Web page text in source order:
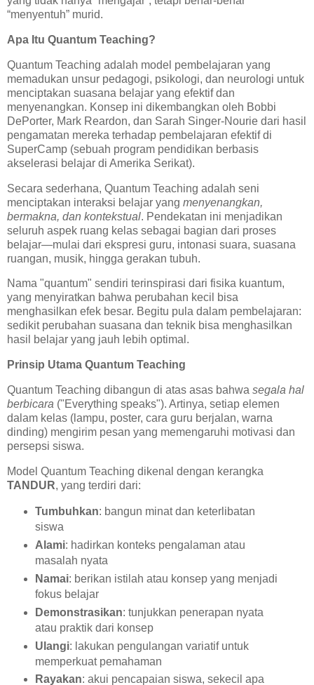
“menyentuh” murid.
Apa Itu Quantum Teaching?
Quantum Teaching adalah model pembelajaran yang
memadukan unsur pedagogi, psikologi, dan neurologi untuk
menciptakan suasana belajar yang efektif dan
menyenangkan. Konsep ini dikembangkan oleh Bobbi
DePorter, Mark Reardon, dan Sarah Singer-Nourie dari hasil
pengamatan mereka terhadap pembelajaran efektif di
SuperCamp (sebuah program pendidikan berbasis
akselerasi belajar di Amerika Serikat).
Secara sederhana, Quantum Teaching adalah seni
menciptakan interaksi belajar yang menyenangkan,
bermakna, dan kontekstual. Pendekatan ini menjadikan
seluruh aspek ruang kelas sebagai bagian dari proses
belajar—mulai dari ekspresi guru, intonasi suara, suasana
ruangan, musik, hingga gerakan tubuh.
Nama "quantum" sendiri terinspirasi dari fisika kuantum,
yang menyiratkan bahwa perubahan kecil bisa
menghasilkan efek besar. Begitu pula dalam pembelajaran:
sedikit perubahan suasana dan teknik bisa menghasilkan
hasil belajar yang jauh lebih optimal.
Prinsip Utama Quantum Teaching
Quantum Teaching dibangun di atas asas bahwa segala hal
berbicara ("Everything speaks"). Artinya, setiap elemen
dalam kelas (lampu, poster, cara guru berjalan, warna
dinding) mengirim pesan yang memengaruhi motivasi dan
persepsi siswa.
Model Quantum Teaching dikenal dengan kerangka
TANDUR, yang terdiri dari:
Tumbuhkan: bangun minat dan keterlibatan
siswa
Alami: hadirkan konteks pengalaman atau
masalah nyata
Namai: berikan istilah atau konsep yang menjadi
fokus belajar
Demonstrasikan: tunjukkan penerapan nyata
atau praktik dari konsep
Ulangi: lakukan pengulangan variatif untuk
memperkuat pemahaman
Rayakan: akui pencapaian siswa, sekecil apa